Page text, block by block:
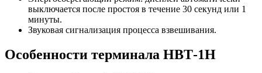
выключается после простоя в течение 30 секунд или 1
минуты.
Звуковая сигнализация процесса взвешивания.
Особенности терминала НВТ-1Н